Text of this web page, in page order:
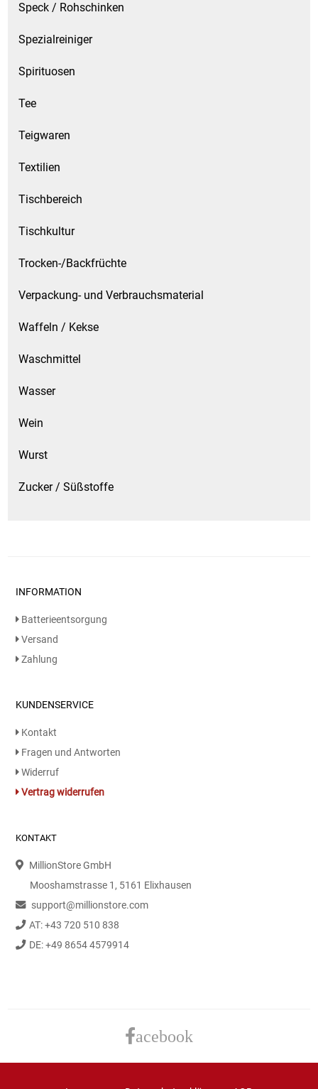
Speck / Rohschinken
Spezialreiniger
Spirituosen
Tee
Teigwaren
Textilien
Tischbereich
Tischkultur
Trocken-/Backfrüchte
Verpackung- und Verbrauchsmaterial
Waffeln / Kekse
Waschmittel
Wasser
Wein
Wurst
Zucker / Süßstoffe
INFORMATION
Batterieentsorgung
Versand
Zahlung
KUNDENSERVICE
Kontakt
Fragen und Antworten
Widerruf
Vertrag widerrufen
KONTAKT
MillionStore GmbH
Mooshamstrasse 1, 5161 Elixhausen
support@millionstore.com
AT: +43 720 510 838
DE: +49 8654 4579914
acebook